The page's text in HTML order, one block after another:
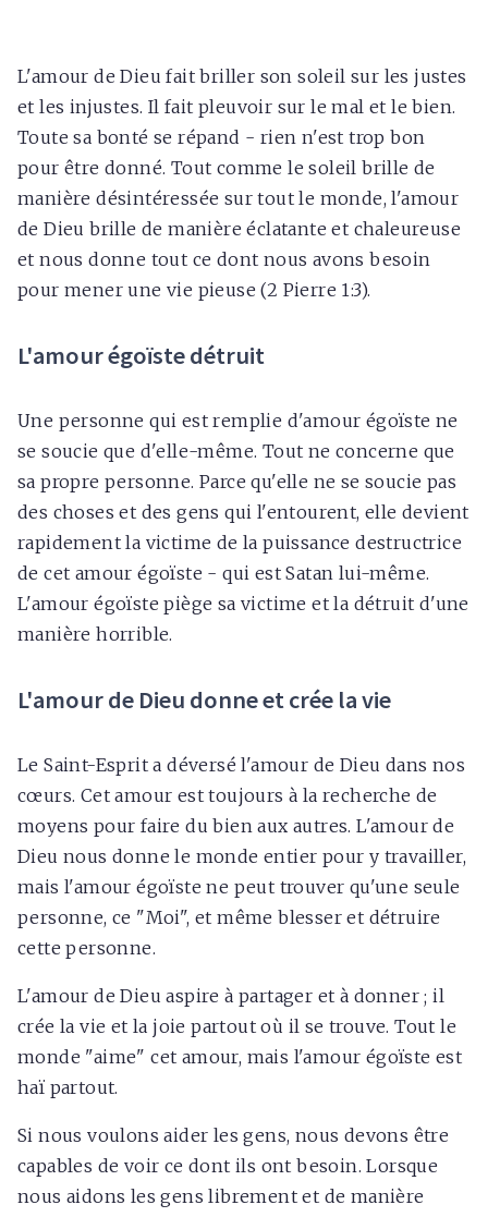
L'amour de Dieu fait briller son soleil sur les justes
et les injustes. Il fait pleuvoir sur le mal et le bien.
Toute sa bonté se répand - rien n'est trop bon
pour être donné. Tout comme le soleil brille de
manière désintéressée sur tout le monde, l'amour
de Dieu brille de manière éclatante et chaleureuse
et nous donne tout ce dont nous avons besoin
pour mener une vie pieuse (2 Pierre 1:3).
L'amour égoïste détruit
Une personne qui est remplie d'amour égoïste ne
se soucie que d'elle-même. Tout ne concerne que
sa propre personne. Parce qu'elle ne se soucie pas
des choses et des gens qui l'entourent, elle devient
rapidement la victime de la puissance destructrice
de cet amour égoïste - qui est Satan lui-même.
L'amour égoïste piège sa victime et la détruit d'une
manière horrible.
L'amour de Dieu donne et crée la vie
Le Saint-Esprit a déversé l'amour de Dieu dans nos
cœurs. Cet amour est toujours à la recherche de
moyens pour faire du bien aux autres. L'amour de
Dieu nous donne le monde entier pour y travailler,
mais l'amour égoïste ne peut trouver qu'une seule
personne, ce "Moi", et même blesser et détruire
cette personne.
L'amour de Dieu aspire à partager et à donner ; il
crée la vie et la joie partout où il se trouve. Tout le
monde "aime" cet amour, mais l'amour égoïste est
haï partout.
Si nous voulons aider les gens, nous devons être
capables de voir ce dont ils ont besoin. Lorsque
nous aidons les gens librement et de manière